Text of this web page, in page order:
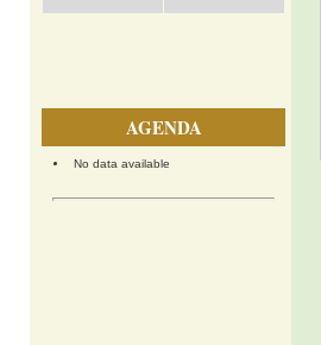
AGENDA
No data available